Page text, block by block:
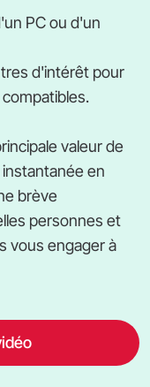
PC ou d'un
d'intérêt pour
valeur de
en
brève
personnes et
vous engager à